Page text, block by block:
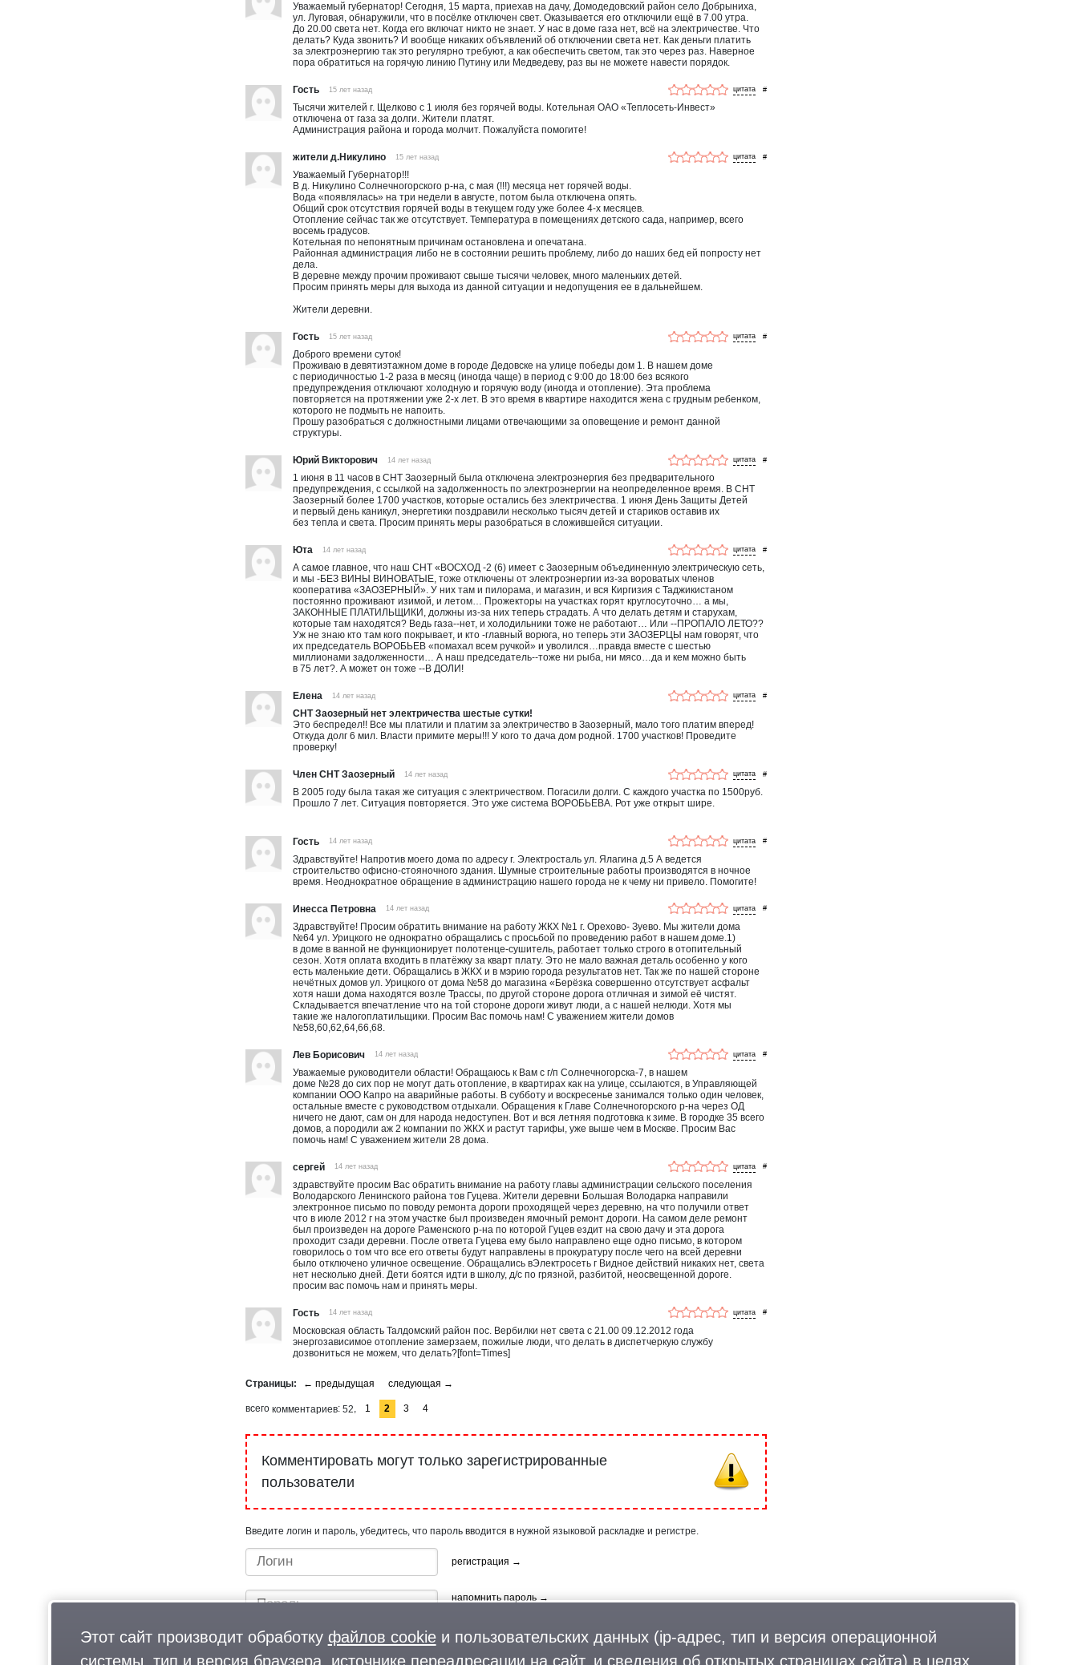
Уважаемый губернатор! Сегодня, 15 марта, приехав на дачу, Домодедовский район село Добрыниха,
ул. Луговая, обнаружили, что в посёлке отключен свет. Оказывается его отключили ещё в 7.00 утра.
До 20.00 света нет. Когда его включат никто не знает. У нас в доме газа нет, всё на электричестве. Что
делать? Куда звонить? И вообще никаких объявлений об отключении света нет. Как деньги платить
за электроэнергию так это регулярно требуют, а как обеспечить светом, так это через раз. Наверное
пора обратиться на горячую линию Путину или Медведеву, раз вы не можете навести порядок.
Гость 15 лет назад #
Тысячи жителей г. Щелково с 1 июля без горячей воды. Котельная ОАО «Теплосеть-Инвест»
отключена от газа за долги. Жители платят.
Администрация района и города молчит. Пожалуйста помогите!
жители д.Никулино 15 лет назад #
Уважаемый Губернатор!!!
В д. Никулино Солнечногорского р-на, с мая (!!!) месяца нет горячей воды.
Вода «появлялась» на три недели в августе, потом была отключена опять.
Общий срок отсутствия горячей воды в текущем году уже более 4-х месяцев.
Отопление сейчас так же отсутствует. Температура в помещениях детского сада, например, всего
восемь градусов.
Котельная по непонятным причинам остановлена и опечатана.
Районная администрация либо не в состоянии решить проблему, либо до наших бед ей попросту нет
дела.
В деревне между прочим проживают свыше тысячи человек, много маленьких детей.
Просим принять меры для выхода из данной ситуации и недопущения ее в дальнейшем.
Жители деревни.
Гость 15 лет назад #
Доброго времени суток!
Проживаю в девятиэтажном доме в городе Дедовске на улице победы дом 1. В нашем доме
с периодичностью 1-2 раза в месяц (иногда чаще) в период с 9:00 до 18:00 без всякого
предупреждения отключают холодную и горячую воду (иногда и отопление). Эта проблема
повторяется на протяжении уже 2-х лет. В это время в квартире находится жена с грудным ребенком,
которого не подмыть не напоить.
Прошу разобраться с должностными лицами отвечающими за оповещение и ремонт данной
структуры.
Юрий Викторович 14 лет назад #
1 июня в 11 часов в СНТ Заозерный была отключена электроэнергия без предварительного
предупреждения, с ссылкой на задолженность по электроэнергии на неопределенное время. В СНТ
Заозерный более 1700 участков, которые остались без электричества. 1 июня День Защиты Детей
и первый день каникул, энергетики поздравили несколько тысяч детей и стариков оставив их
без тепла и света. Просим принять меры разобраться в сложившейся ситуации.
Юта 14 лет назад #
А самое главное, что наш СНТ «ВОСХОД -2 (6) имеет с Заозерным объединенную электрическую сеть,
и мы -БЕЗ ВИНЫ ВИНОВАТЫЕ, тоже отключены от электроэнергии из-за вороватых членов
кооператива «ЗАОЗЕРНЫЙ». У них там и пилорама, и магазин, и вся Киргизия с Таджикистаном
постоянно проживают изимой, и летом… Прожекторы на участках горят круглосуточно… а мы,
ЗАКОННЫЕ ПЛАТИЛЬЩИКИ, должны из-за них теперь страдать. А что делать детям и старухам,
которые там находятся? Ведь газа--нет, и холодильники тоже не работают… Или --ПРОПАЛО ЛЕТО??
Уж не знаю кто там кого покрывает, и кто -главный ворюга, но теперь эти ЗАОЗЕРЦЫ нам говорят, что
их председатель ВОРОБЬЕВ «помахал всем ручкой» и уволился…правда вместе с шестью
миллионами задолженности… А наш председатель--тоже ни рыба, ни мясо…да и кем можно быть
в 75 лет?. А может он тоже --В ДОЛИ!
Елена 14 лет назад #
СНТ Заозерный нет электричества шестые сутки!
Это беспредел!! Все мы платили и платим за электричество в Заозерный, мало того платим вперед!
Откуда долг 6 мил. Власти примите меры!!! У кого то дача дом родной. 1700 участков! Проведите
проверку!
Член СНТ Заозерный 14 лет назад #
В 2005 году была такая же ситуация с электричеством. Погасили долги. С каждого участка по 1500руб.
Прошло 7 лет. Ситуация повторяется. Это уже система ВОРОБЬЕВА. Рот уже открыт шире.
Гость 14 лет назад #
Здравствуйте! Напротив моего дома по адресу г. Электросталь ул. Ялагина д.5 А ведется
строительство офисно-стояночного здания. Шумные строительные работы производятся в ночное
время. Неоднократное обращение в администрацию нашего города не к чему ни привело. Помогите!
Инесса Петровна 14 лет назад #
Здравствуйте! Просим обратить внимание на работу ЖКХ №1 г. Орехово- Зуево. Мы жители дома
№64 ул. Урицкого не однократно обращались с просьбой по проведению работ в нашем доме.1)
в доме в ванной не функционирует полотенце-сушитель, работает только строго в отопительный
сезон. Хотя оплата входить в платёжку за кварт плату. Это не мало важная деталь особенно у кого
есть маленькие дети. Обращались в ЖКХ и в мэрию города результатов нет. Так же по нашей стороне
нечётных домов ул. Урицкого от дома №58 до магазина «Берёзка совершенно отсутствует асфальт
хотя наши дома находятся возле Трассы, по другой стороне дорога отличная и зимой её чистят.
Складывается впечатление что на той стороне дороги живут люди, а с нашей нелюди. Хотя мы
такие же налогоплатильщики. Просим Вас помочь нам! С уважением жители домов
№58,60,62,64,66,68.
Лев Борисович 14 лет назад #
Уважаемые руководители области! Обращаюсь к Вам с г/п Солнечногорска-7, в нашем
доме №28 до сих пор не могут дать отопление, в квартирах как на улице, ссылаются, в Управляющей
компании ООО Капро на аварийные работы. В субботу и воскресенье занимался только один человек,
остальные вместе с руководством отдыхали. Обращения к Главе Солнечногорского р-на через ОД
ничего не дают, сам он для народа недоступен. Вот и вся летняя подготовка к зиме. В городке 35 всего
домов, а породили аж 2 компании по ЖКХ и растут тарифы, уже выше чем в Москве. Просим Вас
помочь нам! С уважением жители 28 дома.
сергей 14 лет назад #
здравствуйте просим Вас обратить внимание на работу главы администрации сельского поселения
Володарского Ленинского района тов Гуцева. Жители деревни Большая Володарка направили
электронное письмо по поводу ремонта дороги проходящей через деревню, на что получили ответ
что в июле 2012 г на этом участке был произведен ямочный ремонт дороги. На самом деле ремонт
был произведен на дороге Раменского р-на по которой Гуцев ездит на свою дачу и эта дорога
проходит сзади деревни. После ответа Гуцева ему было направлено еще одно письмо, в котором
говорилось о том что все его ответы будут направлены в прокуратуру после чего на всей деревни
было отключено уличное освещение. Обращались вЭлектросеть г Видное действий никаких нет, света
нет несколько дней. Дети боятся идти в школу, д/с по грязной, разбитой, неосвещенной дороге.
просим вас помочь нам и принять меры.
Гость 14 лет назад #
Московская область Талдомский район пос. Вербилки нет света с 21.00 09.12.2012 года
энергозависимое отопление замерзаем, пожилые люди, что делать в диспетчеркую службу
дозвониться не можем, что делать?[font=Times]
комментариев 52 1 2 3 4
Комментировать могут только зарегистрированные
пользователи
Введите логин и пароль, убедитесь, что пароль вводится в нужной языковой раскладке и регистре.
регистрация →
напомнить пароль →
Этот сайт производит обработку файлов cookieи пользовательских данных (ip-адрес, тип и версия операционной
системы, тип и версия браузера, источнике переадресации на сайт, и сведения об открытых страницах сайта) в целях